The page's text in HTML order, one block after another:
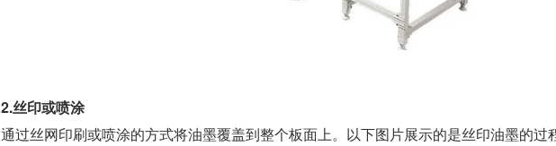
2.丝印或喷涂
通过丝网印刷或喷涂的方式将油墨覆盖到整个板面上。以下图片展示的是丝印油墨的过